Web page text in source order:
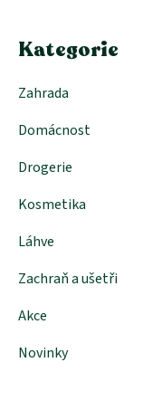
Kategorie
Zahrada
Domácnost
Drogerie
Kosmetika
Láhve
Zachraň a ušetři
Akce
Novinky